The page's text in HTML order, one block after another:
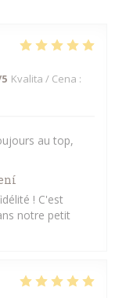
Kvalita / Cena :
au top,
! C'est
notre petit